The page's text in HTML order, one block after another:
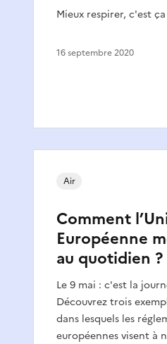
Mieux respirer, c'est
16 septembre 2020
Comment
Européenne
au quotidien ?
Le 9 mai : c'est la
Découvrez trois
dans lesquels les
européennes visent à
Air